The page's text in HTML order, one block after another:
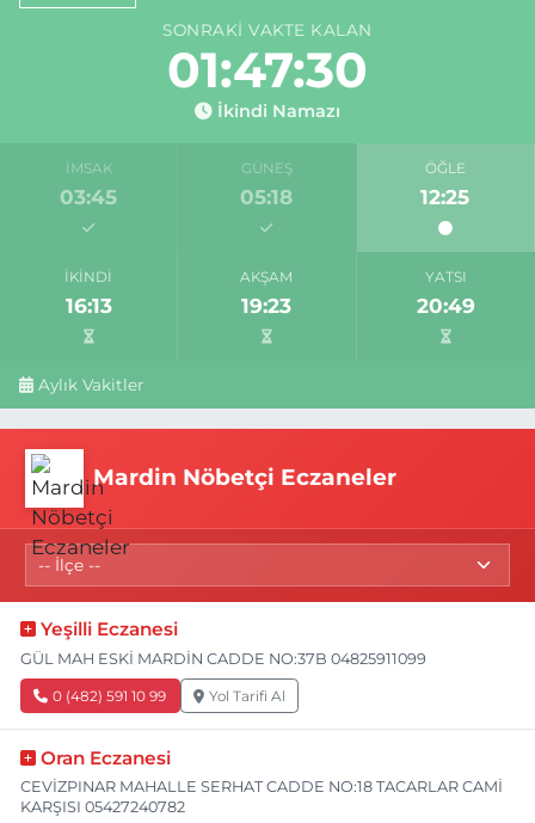
SONRAKI VAKTE KALAN
01:47:30
İkindi Namazı
İMSAK
03:45
GÜNEŞ
05:18
ÖĞLE
12:25
İKINDI
16:13
AKŞAM
19:23
YATSI
20:49
Aylık Vakitler
Mardin Nöbetçi Eczaneler
Yeşilli Eczanesi
GÜL MAH ESKİ MARDİN CADDE NO:37B 04825911099
0 (482) 591 10 99 Yol Tarifi Al
Oran Eczanesi
CEVİZPINAR MAHALLE SERHAT CADDE NO:18 TACARLAR CAMİ
KARŞISI 05427240782